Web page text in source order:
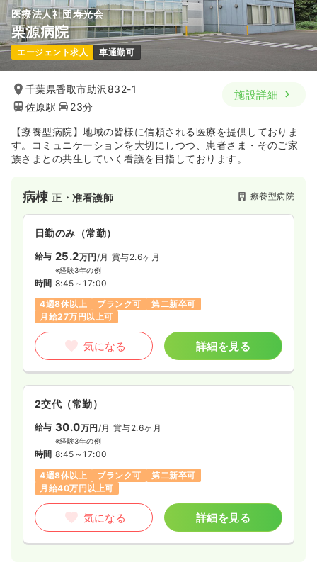
医療法人社団寿光会
栗源病院
エージェント求人 車通勤可
千葉県香取市助沢832-1
佐原駅
23分
施設詳細
【療養型病院】地域の皆様に信頼される医療を提供しておりま
す。コミュニケーションを大切にしつつ、患者さま・そのご家
族さまとの共生していく看護を目指しております。
病棟正・准看護師 療養型病院
日勤のみ（常勤）
給与 25.2万円 /月 賞与2.6ヶ月
※経験3年の例
時間 8:45～17:00
4週8休以上
ブランク可
第二新卒可
月給27万円以上可
気になる 詳細を見る
2交代（常勤）
給与 30.0万円/月 賞与2.6ヶ月
※経験3年の例
時間 8:45～17:00
4週8休以上
ブランク可
第二新卒可
月給40万円以上可
気になる 詳細を見る